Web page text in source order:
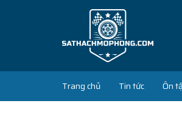
Trang chủ Tin tức Ôn